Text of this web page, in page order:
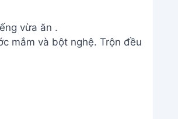
vừa ăn .
mắm và bột nghệ. Trộn đều